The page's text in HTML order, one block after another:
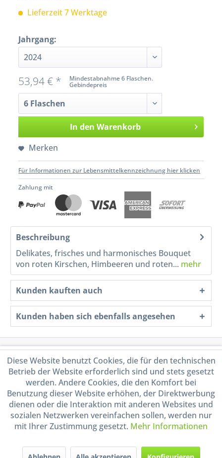
Lieferzeit 7 Werktage
Jahrgang:
Mindestabnahme 6 Flaschen.
Gebindepreis
53,94 € *
In den Warenkorb
Merken
Für Informationen zur Lebensmittelkennzeichnung hier klicken
Zahlung mit
Beschreibung
Delikates, frisches und harmonisches Bouquet
von roten Kirschen, Himbeeren und roten... mehr
Kunden kauften auch
Kunden haben sich ebenfalls angesehen
Service Hotline
Shop Service
Informationen
Handel mit BIO-Weinen
durch DE-ÖKO-009
Diese Website benutzt Cookies, die für den technischen
Betrieb der Website erforderlich sind und stets gesetzt
werden. Andere Cookies, die den Komfort bei
Benutzung dieser Website erhöhen, der Direktwerbung
dienen oder die Interaktion mit anderen Websites und
sozialen Netzwerken vereinfachen sollen, werden nur
mit Ihrer Zustimmung gesetzt. Mehr Informationen